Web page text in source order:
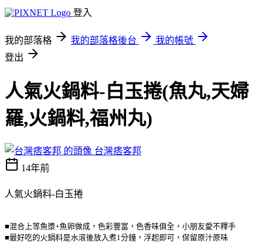
登入
我的部落格 我的部落格後台
我的帳號
登出
人氣火鍋料-白玉捲(魚丸,天婦
羅,火鍋料,福州丸)
台灣痞客邦
14年前
人氣火鍋料-白玉捲
■混合上等魚漿+魚卵做成，色彩豐富，色香味俱全，小朋友愛不釋手
■最好吃的火鍋料是水滾後放入煮1分鐘，浮起即可，保留原汁原味